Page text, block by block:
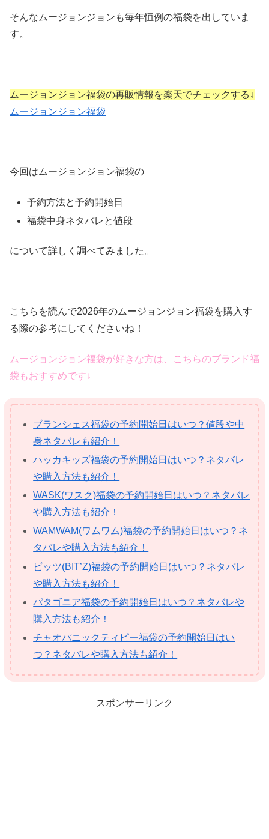
そんなムージョンジョンも毎年恒例の福袋を出していま
す。
ムージョンジョン福袋の再販情報を楽天でチェックする↓
ムージョンジョン福袋
今回はムージョンジョン福袋の
予約方法と予約開始日
福袋中身ネタバレと値段
について詳しく調べてみました。
こちらを読んで2026年のムージョンジョン福袋を購入す
る際の参考にしてくださいね！
ムージョンジョン福袋が好きな方は、こちらのブランド福
袋もおすすめです↓
ブランシェス福袋の予約開始日はいつ？値段や中
身ネタバレも紹介！
ハッカキッズ福袋の予約開始日はいつ？ネタバレ
や購入方法も紹介！
WASK(ワスク)福袋の予約開始日はいつ？ネタバレ
や購入方法も紹介！
WAMWAM(ワムワム)福袋の予約開始日はいつ？ネ
タバレや購入方法も紹介！
ビッツ(BIT’Z)福袋の予約開始日はいつ？ネタバレ
や購入方法も紹介！
パタゴニア福袋の予約開始日はいつ？ネタバレや
購入方法も紹介！
チャオパニックティピー福袋の予約開始日はい
つ？ネタバレや購入方法も紹介！
スポンサーリンク